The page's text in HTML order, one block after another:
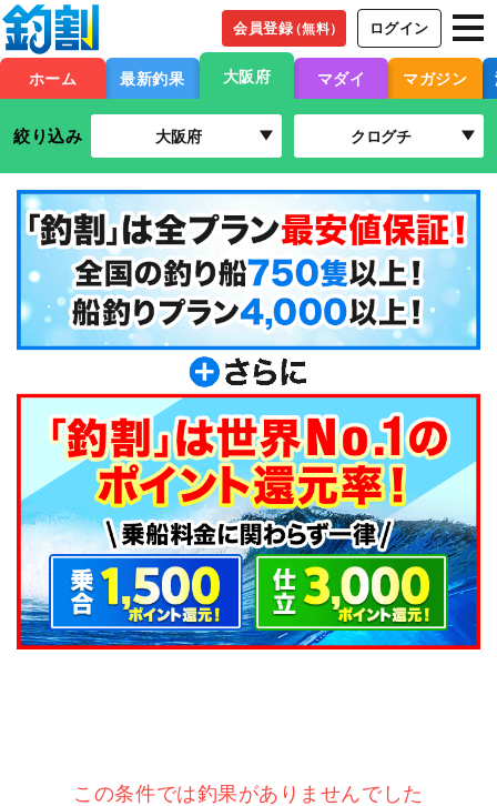
会員登録（無料） ログイン
ホーム 最新釣果 大阪府 マダイ マガジン
絞り込み 大阪府 クログチ
この条件では釣果がありませんでした